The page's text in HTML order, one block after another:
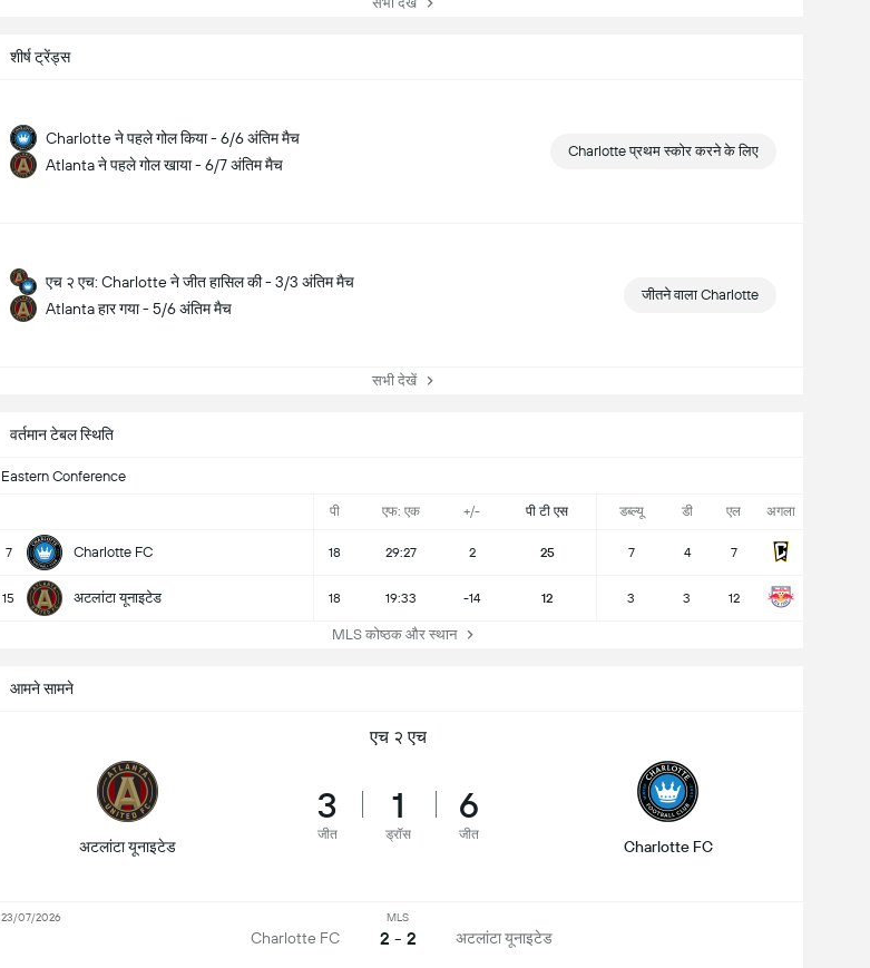
शीर्ष ट्रेंड्स
Charlotte ने पहले गोल किया - 6/6 अंतिम मैच
Atlanta ने पहले गोल खाया - 6/7 अंतिम मैच
Charlotte प्रथम स्कोर करने के लिए
एच २ एच: Charlotte ने जीत हासिल की - 3/3 अंतिम मैच
Atlanta हार गया - 5/6 अंतिम मैच
जीतने वाला Charlotte
सभी देखें
वर्तमान टेबल स्थिति
Eastern Conference
पी एफ: एक +/- पी टी एस डब्ल्यू डी एल अगला
7 Charlotte FC 18 29:27 2 25 7 4 7
15 अटलांटा यूनाइटेड 18 19:33 -14 12 3 3 12
MLS कोष्ठक और स्थान
आमने सामने
एच २ एच
अटलांटा यूनाइटेड
3
जीत
1
ड्रॉस
6
जीत
Charlotte FC
Charlotte FC
MLS
2 - 2 अटलांटा यूनाइटेड
23/07/2026